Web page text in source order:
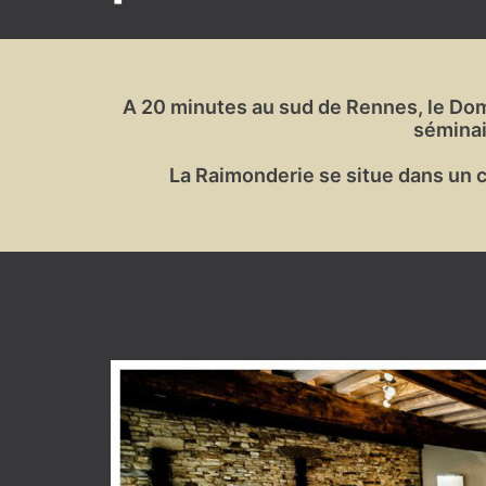
A 20 minutes au sud de Rennes, le
La Raimonderie se situe dans